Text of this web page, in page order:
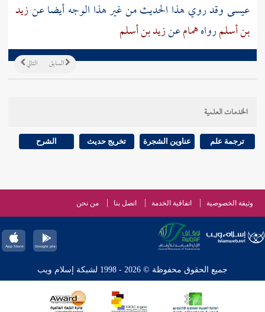
عيسى وقد روي هذا الحديث من غير هذا الوجه أيضا عنزيد
بن أسلمرواههمامعنزيد بن أسلم
التالي السابق
الخدمات العلمية
ترجمة علم عناوين الشجرة تخريج حديث الشرح
وثيقة الخصوصية اتفاقية الخدمة اتصل بنا من نحن
جميع الحقوق محفوظة © 2026 - 1998 لشبكة إسلام ويب